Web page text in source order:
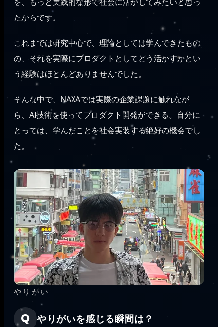
たからです。
これまでは研究中心で、理論としては学んできたもの
の、それを実際にプロダクトとしてどう活かすかとい
う経験はほとんどありませんでした。
そんな中で、NAXAでは実際の企業課題に触れなが
ら、AI技術を使ってプロダクト開発ができる。自分に
とっては、学んだことを社会実装する絶好の機会でし
た。
やりがい
やりがいを感じる瞬間は？